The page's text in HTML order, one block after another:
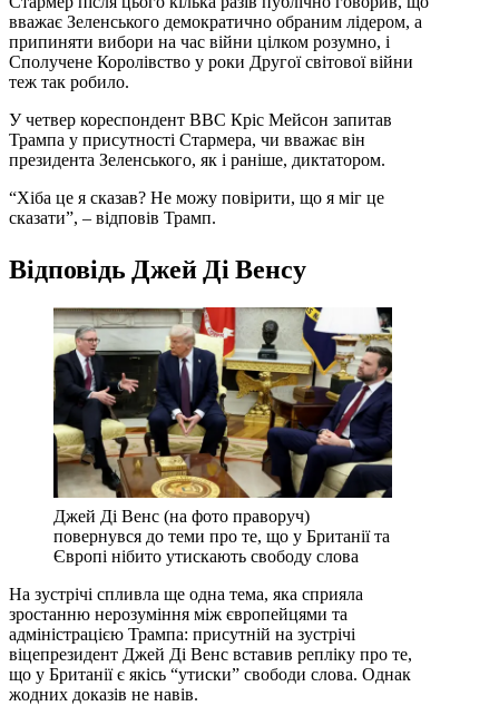
вважає Зеленського демократично обраним лідером, а
припиняти вибори на час війни цілком розумно, і
Сполучене Королівство у роки Другої світової війни
теж так робило.
У четвер кореспондент ВВС Кріс Мейсон запитав
Трампа у присутності Стармера, чи вважає він
президента Зеленського, як і раніше, диктатором.
“Хіба це я сказав? Не можу повірити, що я міг це
сказати”, – відповів Трамп.
Відповідь Джей Ді Венсу
Джей Ді Венс (на фото праворуч)
повернувся до теми про те, що у Британії та
Європі нібито утискають свободу слова
На зустрічі спливла ще одна тема, яка сприяла
зростанню нерозуміння між європейцями та
адміністрацією Трампа: присутній на зустрічі
віцепрезидент Джей Ді Венс вставив репліку про те,
що у Британії є якісь “утиски” свободи слова. Однак
жодних доказів не навів.